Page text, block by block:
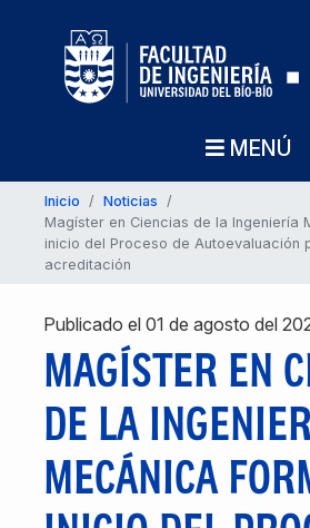
MENÚ
Inicio / Noticias
/
Magíster en Ciencias de la Ingeniería
inicio del Proceso de Autoevaluación
acreditación
Publicado el 01 de agosto del
MAGÍSTER EN
DE LA
MECÁNICA